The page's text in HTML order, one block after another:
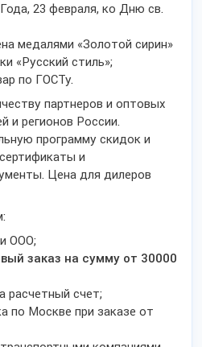
23 февраля, ко Дню св.
медалями «Золотой сирин»
«Русский стиль»;
по ГОСТу.
партнеров и оптовых
и регионов России.
программу скидок и
и
Цена для дилеров
ООО;
заказ на сумму от 30000
расчетный счет;
по Москве при заказе от